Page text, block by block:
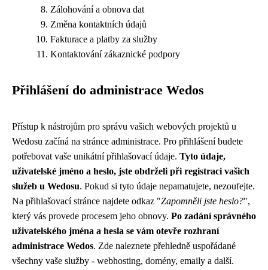
Zálohování a obnova dat
Změna kontaktních údajů
Fakturace a platby za služby
Kontaktování zákaznické podpory
Přihlášení do administrace Wedos
Přístup k nástrojům pro správu vašich webových projektů u
Wedosu začíná na stránce administrace. Pro přihlášení budete
potřebovat vaše unikátní přihlašovací údaje. Tyto údaje,
uživatelské jméno a heslo, jste obdrželi při registraci vašich
služeb u Wedosu. Pokud si tyto údaje nepamatujete, nezoufejte.
Na přihlašovací stránce najdete odkaz "Zapomněli jste heslo?",
který vás provede procesem jeho obnovy. Po zadání správného
uživatelského jména a hesla se vám otevře rozhraní
administrace Wedos. Zde naleznete přehledně uspořádané
všechny vaše služby - webhosting, domény, emaily a další.